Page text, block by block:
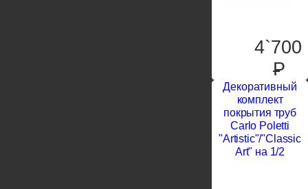
4`700
P
Декоративный
комплект
покрытия труб
Carlo Poletti
"Artistic"/"Classic
Art" на 1/2